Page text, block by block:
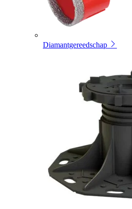
Diamantgereedschap